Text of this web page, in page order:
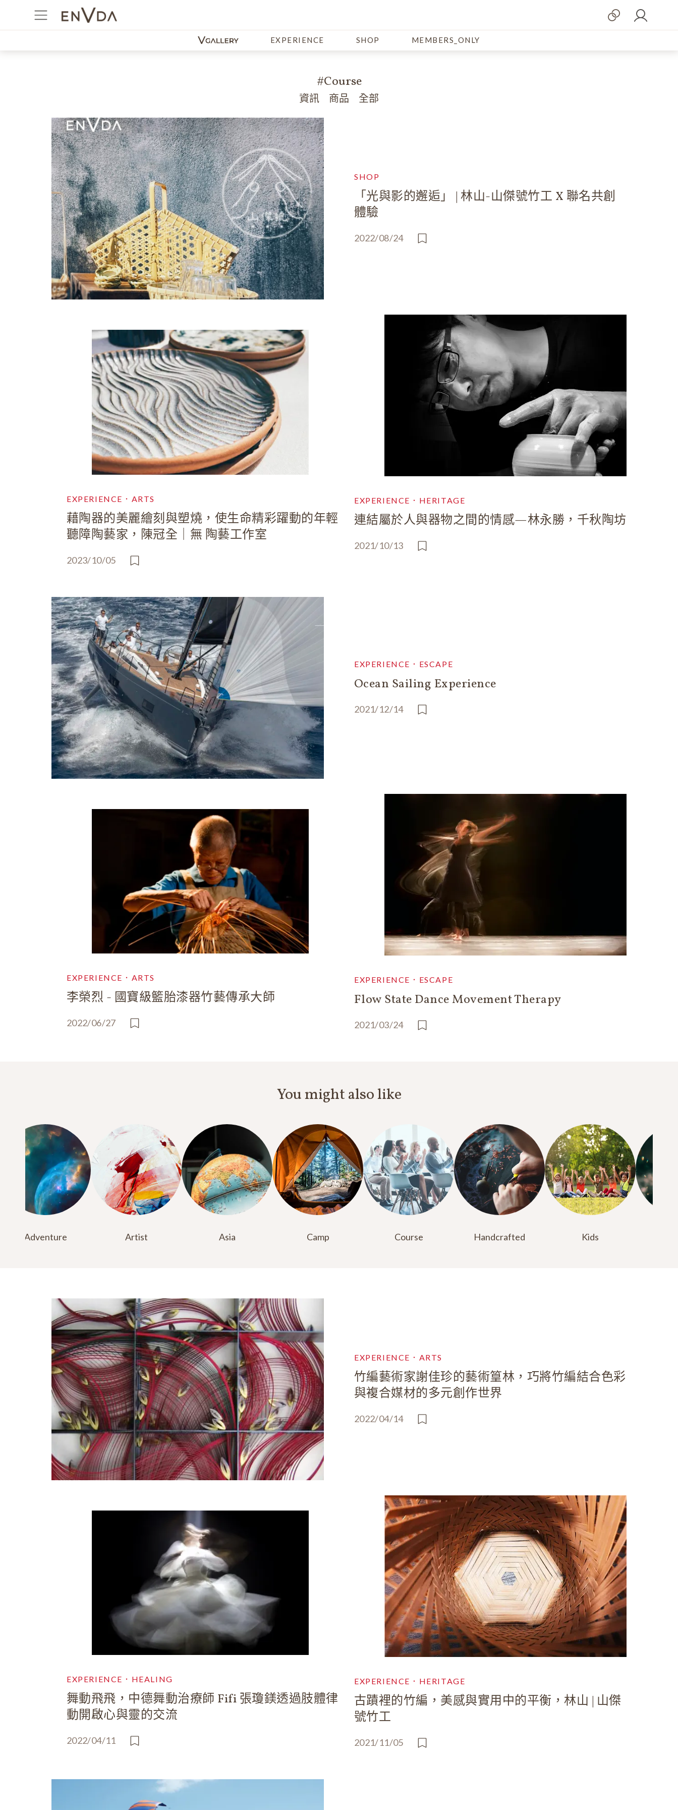
EXPERIENCE SHOP MEMBERS_ONLY
#Course
資訊 商品 全部
SHOP
「光與影的邂逅」 | 林山-山傑號竹工 X 聯名共創
體驗
2022/08/24
EXPERIENCE．HERITAGE
連結屬於人與器物之間的情感—林永勝，千秋陶坊
2021/10/13
EXPERIENCE．ARTS
藉陶器的美麗繪刻與塑燒，使生命精彩躍動的年輕
聽障陶藝家，陳冠全｜無 陶藝工作室
2023/10/05
EXPERIENCE．ESCAPE
Ocean Sailing Experience
2021/12/14
EXPERIENCE．ESCAPE
Flow State Dance Movement Therapy
2021/03/24
EXPERIENCE．ARTS
李榮烈 - 國寶級籃胎漆器竹藝傳承大師
2022/06/27
You might also like
Adventure Artist Asia Camp Course Handcrafted Kids
EXPERIENCE．ARTS
竹編藝術家謝佳珍的藝術篁林，巧將竹編結合色彩
與複合媒材的多元創作世界
2022/04/14
EXPERIENCE．HERITAGE
古蹟裡的竹編，美感與實用中的平衡，林山 | 山傑
號竹工
2021/11/05
EXPERIENCE．HEALING
舞動飛飛，中德舞動治療師 Fifi 張瓊鎂透過肢體律
動開啟心與靈的交流
2022/04/11